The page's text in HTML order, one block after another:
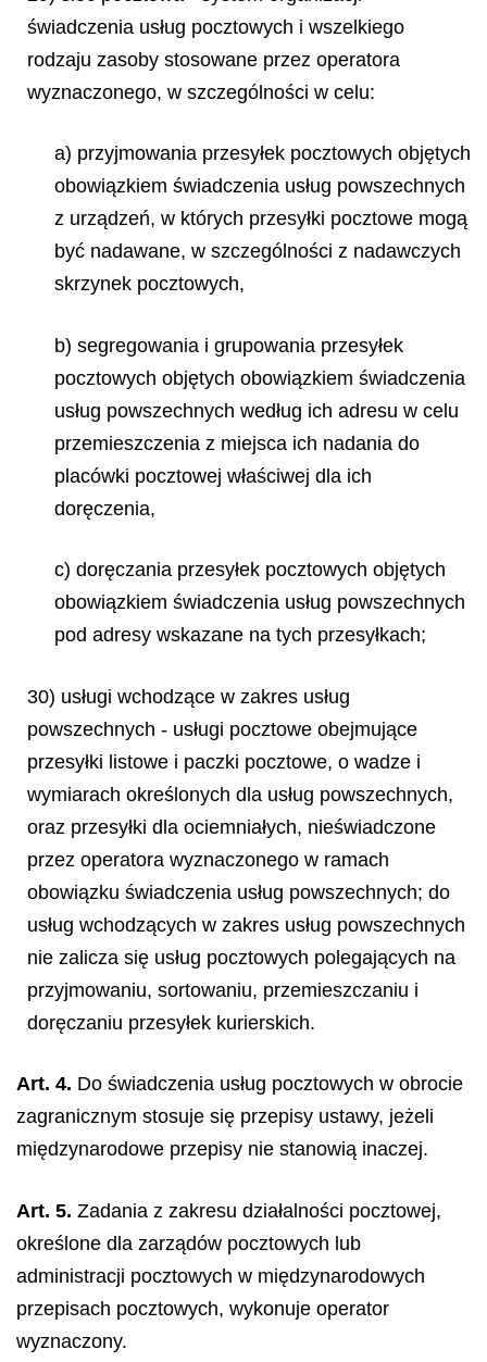
świadczenia usług pocztowych i wszelkiego
rodzaju zasoby stosowane przez operatora
wyznaczonego, w szczególności w celu:
a) przyjmowania przesyłek pocztowych objętych
obowiązkiem świadczenia usług powszechnych
z urządzeń, w których przesyłki pocztowe mogą
być nadawane, w szczególności z nadawczych
skrzynek pocztowych,
b) segregowania i grupowania przesyłek
pocztowych objętych obowiązkiem świadczenia
usług powszechnych według ich adresu w celu
przemieszczenia z miejsca ich nadania do
placówki pocztowej właściwej dla ich
doręczenia,
c) doręczania przesyłek pocztowych objętych
obowiązkiem świadczenia usług powszechnych
pod adresy wskazane na tych przesyłkach;
30) usługi wchodzące w zakres usług
powszechnych - usługi pocztowe obejmujące
przesyłki listowe i paczki pocztowe, o wadze i
wymiarach określonych dla usług powszechnych,
oraz przesyłki dla ociemniałych, nieświadczone
przez operatora wyznaczonego w ramach
obowiązku świadczenia usług powszechnych; do
usług wchodzących w zakres usług powszechnych
nie zalicza się usług pocztowych polegających na
przyjmowaniu, sortowaniu, przemieszczaniu i
doręczaniu przesyłek kurierskich.
Art. 4. Do świadczenia usług pocztowych w obrocie
zagranicznym stosuje się przepisy ustawy, jeżeli
międzynarodowe przepisy nie stanowią inaczej.
Art. 5. Zadania z zakresu działalności pocztowej,
określone dla zarządów pocztowych lub
administracji pocztowych w międzynarodowych
przepisach pocztowych, wykonuje operator
wyznaczony.